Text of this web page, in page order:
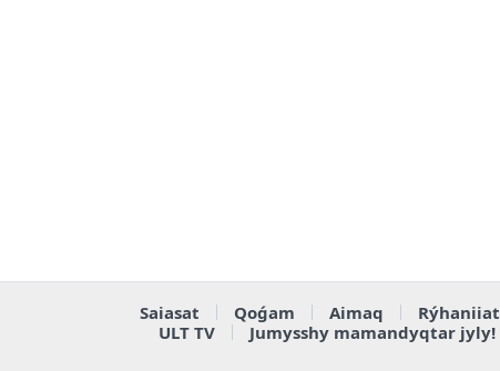
Saiasat Qoǵam Aimaq Rýhaniiat
ULT TV
Jumysshy mamandyqtar jyly!